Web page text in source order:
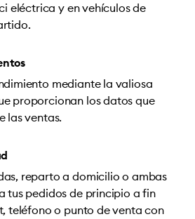
eléctrica y en vehículos de
mediante la valiosa
proporcionan los datos que
las ventas.
reparto a domicilio o ambas
tus pedidos de principio a fin
teléfono o punto de venta con